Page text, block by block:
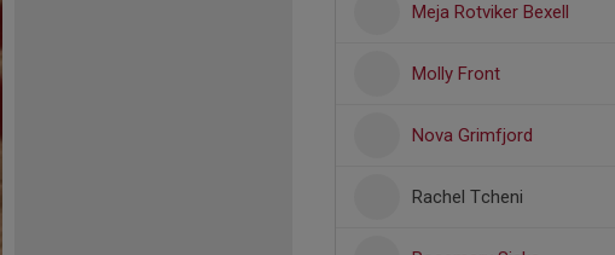
Meja Rotviker Bexell
Molly Front
Nova Grimfjord
Rachel Tcheni